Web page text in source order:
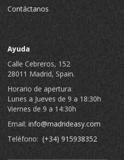
Contáctanos
Ayuda
Calle Cebreros, 152
28011 Madrid, Spain.
Horario de apertura:
Lunes a Jueves de 9 a 18:30h
Viernes de 9 a 14:30h
Email: info@madrideasy.com
Teléfono: (+34) 915938352